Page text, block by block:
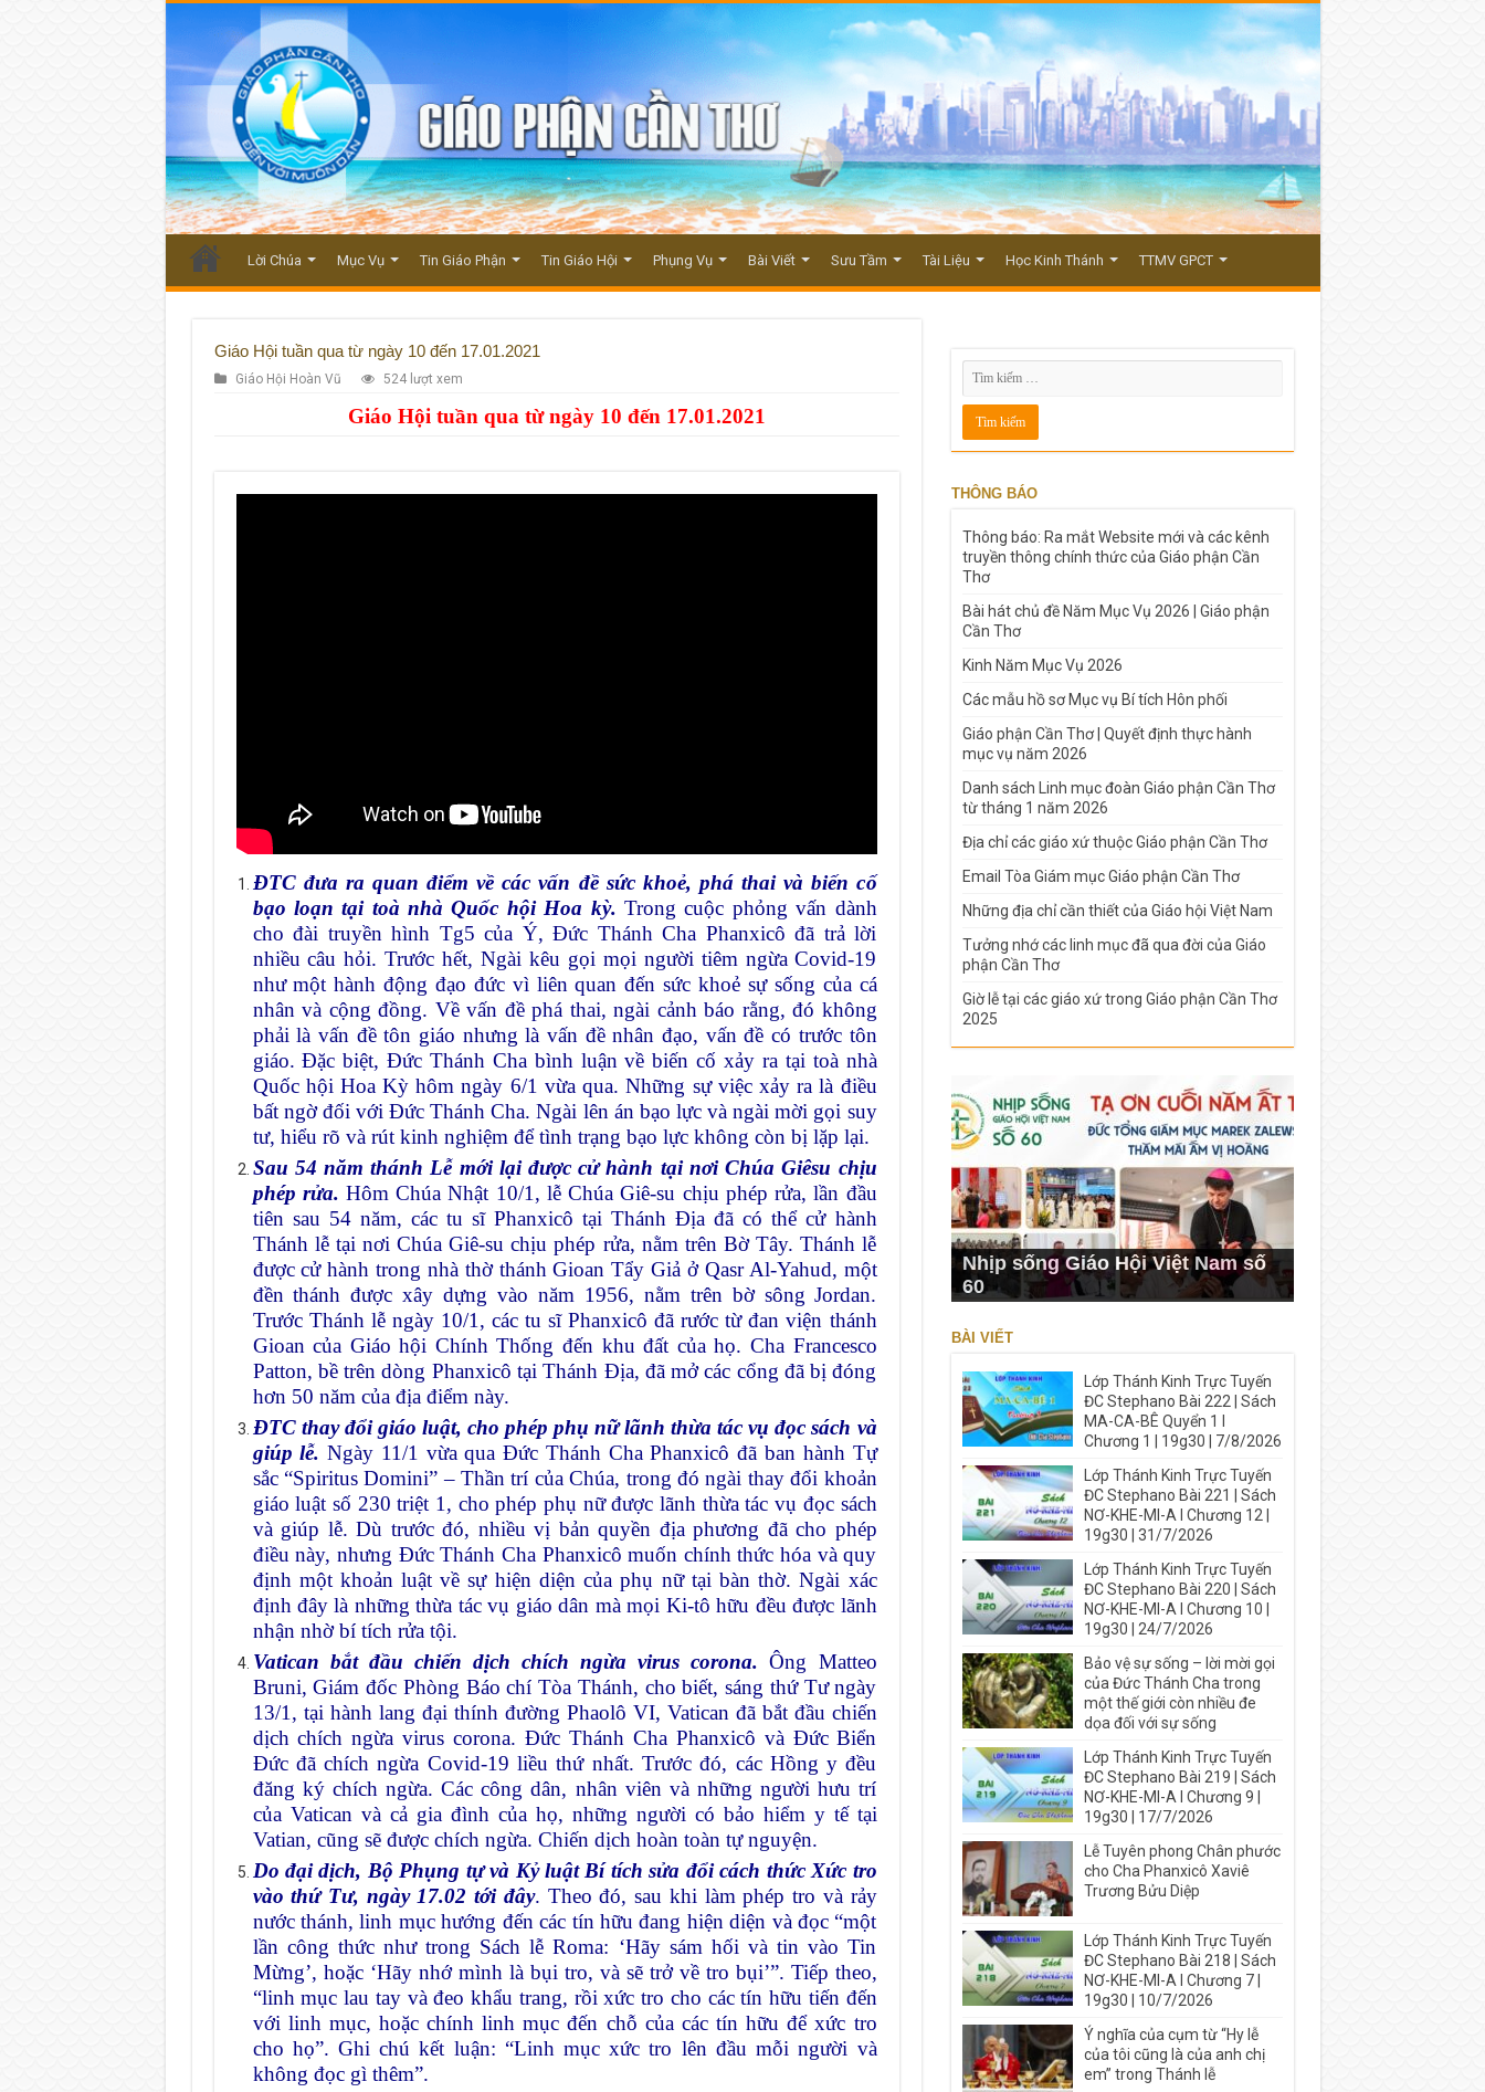
Lời Chúa Mục Vụ Tin Giáo Phận Tin Giáo Hội Phụng Vụ Bài Viết Sưu Tầm Tài Liệu Học Kinh Thánh TTMV GPCT
Giáo Hội tuần qua từ ngày 10 đến 17.01.2021
Giáo Hội Hoàn Vũ 524 lượt xem
Giáo Hội tuần qua từ ngày 10 đến 17.01.2021
ĐTCđưa ra quan điểm về các vấn đề sức khoẻ, phá thai và biến cố
bạo loạn tại toà nhà Quốc hội Hoa kỳ. Trong cuộc phỏng vấn dành
cho đài truyền hình Tg5 của Ý, Đức Thánh Cha Phanxicô đã trả lời
nhiều câu hỏi. Trước hết, Ngài kêu gọi mọi người tiêm ngừa Covid-19
như một hành động đạo đức vì liên quan đến sức khoẻ sự sống của cá
nhân và cộng đồng. Về vấn đề phá thai, ngài cảnh báo rằng, đó không
phải là vấn đề tôn giáo nhưng là vấn đề nhân đạo, vấn đề có trước tôn
giáo. Đặc biệt, Đức Thánh Cha bình luận về biến cố xảy ra tại toà nhà
Quốc hội Hoa Kỳ hôm ngày 6/1 vừa qua. Những sự việc xảy ra là điều
bất ngờ đối với Đức Thánh Cha. Ngài lên án bạo lực và ngài mời gọi suy
tư, hiểu rõ và rút kinh nghiệm để tình trạng bạo lực không còn bị lặp lại.
Sau 54 năm thánh Lễ mới lại được cử hành tại nơi Chúa Giêsu chịu
phép rửa. Hôm Chúa Nhật 10/1, lễ Chúa Giê-su chịu phép rửa, lần đầu
tiên sau 54 năm, các tu sĩ Phanxicô tại Thánh Địa đã có thể cử hành
Thánh lễ tại nơi Chúa Giê-su chịu phép rửa, nằm trên Bờ Tây. Thánh lễ
được cử hành trong nhà thờ thánh Gioan Tẩy Giả ở Qasr Al-Yahud, một
đền thánh được xây dựng vào năm 1956, nằm trên bờ sông Jordan.
Trước Thánh lễ ngày 10/1, các tu sĩ Phanxicô đã rước từ đan viện thánh
Gioan của Giáo hội Chính Thống đến khu đất của họ. Cha Francesco
Patton, bề trên dòng Phanxicô tại Thánh Địa, đã mở các cổng đã bị đóng
hơn 50 năm của địa điểm này.
ĐTC thay đổi giáo luật, cho phép phụ nữ lãnh thừa tác vụ đọc sách và
giúp lễ. Ngày 11/1 vừa qua Đức Thánh Cha Phanxicô đã ban hành Tự
sắc “Spiritus Domini” – Thần trí của Chúa, trong đó ngài thay đổi khoản
giáo luật số 230 triệt 1, cho phép phụ nữ được lãnh thừa tác vụ đọc sách
và giúp lễ. Dù trước đó, nhiều vị bản quyền địa phương đã cho phép
điều này, nhưng Đức Thánh Cha Phanxicô muốn chính thức hóa và quy
định một khoản luật về sự hiện diện của phụ nữ tại bàn thờ. Ngài xác
định đây là những thừa tác vụ giáo dân mà mọi Ki-tô hữu đều được lãnh
nhận nhờ bí tích rửa tội.
Vatican bắt đầu chiến dịch chích ngừa virus corona. Ông Matteo
Bruni, Giám đốc Phòng Báo chí Tòa Thánh, cho biết, sáng thứ Tư ngày
13/1, tại hành lang đại thính đường Phaolô VI, Vatican đã bắt đầu chiến
dịch chích ngừa virus corona. Đức Thánh Cha Phanxicô và Đức Biển
Đức đã chích ngừa Covid-19 liều thứ nhất. Trước đó, các Hồng y đều
đăng ký chích ngừa. Các công dân, nhân viên và những người hưu trí
của Vatican và cả gia đình của họ, những người có bảo hiểm y tế tại
Vatian, cũng sẽ được chích ngừa. Chiến dịch hoàn toàn tự nguyện.
Do đại dịch, Bộ Phụng tự và Kỷ luật Bí tích sửa đổi cách thức Xức tro
vào thứ Tư, ngày 17.02 tới đây. Theo đó, sau khi làm phép tro và rảy
nước thánh, linh mục hướng đến các tín hữu đang hiện diện và đọc “một
lần công thức như trong Sách lễ Roma: ‘Hãy sám hối và tin vào Tin
Mừng’, hoặc ‘Hãy nhớ mình là bụi tro, và sẽ trở về tro bụi’”. Tiếp theo,
“linh mục lau tay và đeo khẩu trang, rồi xức tro cho các tín hữu tiến đến
với linh mục, hoặc chính linh mục đến chỗ của các tín hữu để xức tro
cho họ”. Ghi chú kết luận: “Linh mục xức tro lên đầu mỗi người và
không đọc gì thêm”.
THÔNG BÁO
Thông báo: Ra mắt Website mới và các kênh
truyền thông chính thức của Giáo phận Cần
Thơ
Bài hát chủ đề Năm Mục Vụ 2026 | Giáo phận
Cần Thơ
Kinh Năm Mục Vụ 2026
Các mẫu hồ sơ Mục vụ Bí tích Hôn phối
Giáo phận Cần Thơ | Quyết định thực hành
mục vụ năm 2026
Danh sách Linh mục đoàn Giáo phận Cần Thơ
từ tháng 1 năm 2026
Địa chỉ các giáo xứ thuộc Giáo phận Cần Thơ
Email Tòa Giám mục Giáo phận Cần Thơ
Những địa chỉ cần thiết của Giáo hội Việt Nam
Tưởng nhớ các linh mục đã qua đời của Giáo
phận Cần Thơ
Giờ lễ tại các giáo xứ trong Giáo phận Cần Thơ
2025
Nhịp sống Giáo Hội Việt Nam số
60
BÀI VIẾT
Lớp Thánh Kinh Trực Tuyến
ĐC Stephano Bài 222 | Sách
MA-CA-BÊ Quyển 1 I
Chương 1 | 19g30 | 7/8/2026
Lớp Thánh Kinh Trực Tuyến
ĐC Stephano Bài 221 | Sách
NƠ-KHE-MI-A I Chương 12 |
19g30 | 31/7/2026
Lớp Thánh Kinh Trực Tuyến
ĐC Stephano Bài 220 | Sách
NƠ-KHE-MI-A I Chương 10 |
19g30 | 24/7/2026
Bảo vệ sự sống – lời mời gọi
của Đức Thánh Cha trong
một thế giới còn nhiều đe
dọa đối với sự sống
Lớp Thánh Kinh Trực Tuyến
ĐC Stephano Bài 219 | Sách
NƠ-KHE-MI-A I Chương 9 |
19g30 | 17/7/2026
Lễ Tuyên phong Chân phước
cho Cha Phanxicô Xaviê
Trương Bửu Diệp
Lớp Thánh Kinh Trực Tuyến
ĐC Stephano Bài 218 | Sách
NƠ-KHE-MI-A I Chương 7 |
19g30 | 10/7/2026
Ý nghĩa của cụm từ “Hy lễ
của tôi cũng là của anh chị
em” trong Thánh lễ